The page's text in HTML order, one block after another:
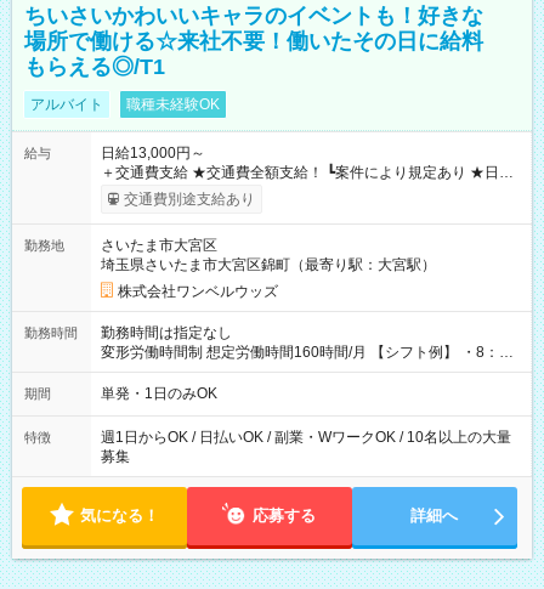
ちいさいかわいいキャラのイベントも！好きな
場所で働ける☆来社不要！働いたその日に給料
もらえる◎/T1
アルバイト 職種未経験OK
給与
日給13,000円～
＋交通費支給 ★交通費全額支給！ ┗案件により規定あり ★日払
いOK！（規定あり） ┗働いたその日に現金GET♪ お仕事後はコ
ンビニATMから 日払い分を引き落とせます！ 【試用期間】試
交通費別途支給あり
勤務地
さいたま市大宮区
埼玉県さいたま市大宮区錦町（最寄り駅：大宮駅）
株式会社ワンベルウッズ
勤務時間
勤務時間は指定なし
変形労働時間制 想定労働時間160時間/月 【シフト例】 ・8：00
～21：00
期間 単発・1日のみOK
特徴
週1日からOK / 日払いOK / 副業・WワークOK / 10名以上の大量
募集
気になる！ 応募する 詳細へ